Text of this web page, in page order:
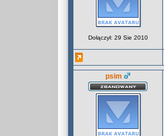
Dołączył: 29 Sie 2010
psim